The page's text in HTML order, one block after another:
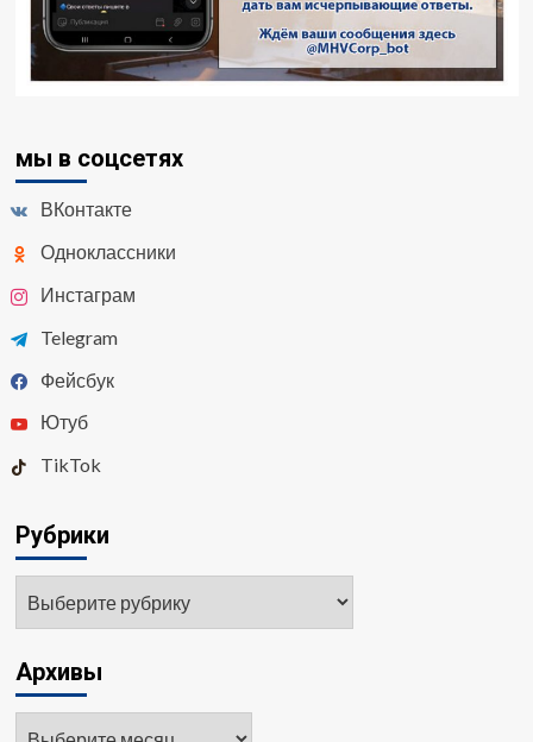
мы в соцсетях
ВКонтакте
Одноклассники
Инстаграм
Telegram
Фейсбук
Ютуб
TikTok
Рубрики
Архивы